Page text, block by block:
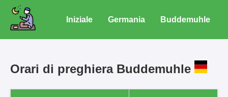
Iniziale Germania Buddemuhle
Orari di preghiera Buddemuhle